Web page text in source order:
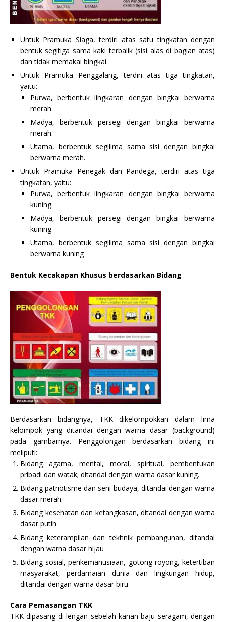
Untuk Pramuka Siaga, terdiri atas satu tingkatan dengan
bentuk segitiga sama kaki terbalik (sisi alas di bagian atas)
dan tidak memakai bingkai.
Untuk Pramuka Penggalang, terdiri atas tiga tingkatan,
yaitu:
Purwa, berbentuk lingkaran dengan bingkai berwarna
merah.
Madya, berbentuk persegi dengan bingkai berwarna
merah.
Utama, berbentuk segilima sama sisi dengan bingkai
berwarna merah.
Untuk Pramuka Penegak dan Pandega, terdiri atas tiga
tingkatan, yaitu:
Purwa, berbentuk lingkaran dengan bingkai berwarna
kuning.
Madya, berbentuk persegi dengan bingkai berwarna
kuning.
Utama, berbentuk segilima sama sisi dengan bingkai
berwarna kuning
Bentuk Kecakapan Khusus berdasarkan Bidang
Berdasarkan bidangnya, TKK dikelompokkan dalam lima
kelompok yang ditandai dengan warna dasar (background)
pada gambarnya. Penggolongan berdasarkan bidang ini
meliputi:
Bidang agama, mental, moral, spiritual, pembentukan
pribadi dan watak; ditandai dengan warna dasar kuning.
Bidang patriotisme dan seni budaya, ditandai dengan warna
dasar merah.
Bidang kesehatan dan ketangkasan, ditandai dengan warna
dasar putih
Bidang keterampilan dan tekhnik pembangunan, ditandai
dengan warna dasar hijau
Bidang sosial, perikemanusiaan, gotong royong, ketertiban
masyarakat, perdamaian dunia dan lingkungan hidup,
ditandai dengan warna dasar biru
Cara Pemasangan TKK
TKK dipasang di lengan sebelah kanan baju seragam, dengan